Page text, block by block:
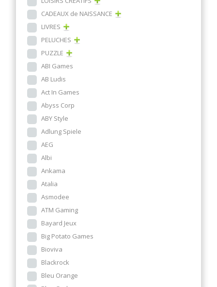
CADEAUX de NAISSANCE
LIVRES
PELUCHES
PUZZLE
ABI Games
AB Ludis
Act In Games
Abyss Corp
ABY Style
Adlung Spiele
AEG
Albi
Ankama
Atalia
Asmodee
ATM Gaming
Bayard Jeux
Big Potato Games
Bioviva
Blackrock
Bleu Orange